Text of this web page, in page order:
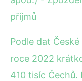
příjmů
Podle dat
roce 2022
410 tisíc